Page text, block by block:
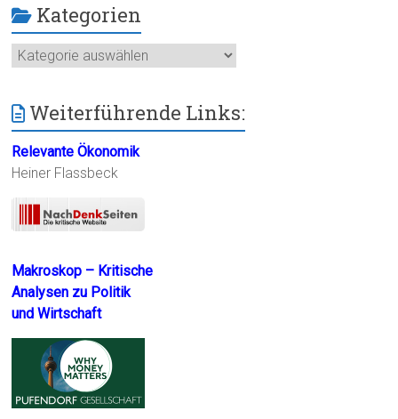
Kategorien
Kategorien
Weiterführende Links:
Relevante Ökonomik
Heiner Flassbeck
Makroskop – Kritische
Analysen zu Politik
und Wirtschaft